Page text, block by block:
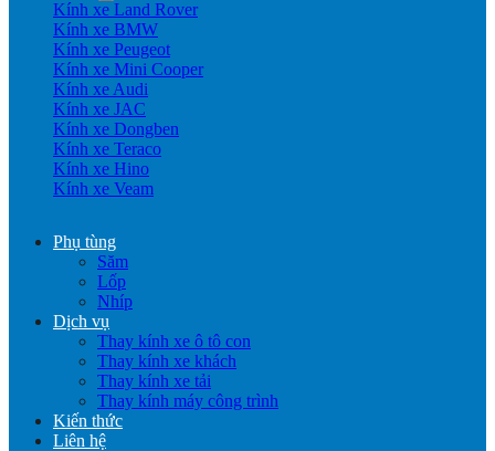
Kính xe Land Rover
Kính xe BMW
Kính xe Peugeot
Kính xe Mini Cooper
Kính xe Audi
Kính xe JAC
Kính xe Dongben
Kính xe Teraco
Kính xe Hino
Kính xe Veam
Phụ tùng
Săm
Lốp
Nhíp
Dịch vụ
Thay kính xe ô tô con
Thay kính xe khách
Thay kính xe tải
Thay kính máy công trình
Kiến thức
Liên hệ